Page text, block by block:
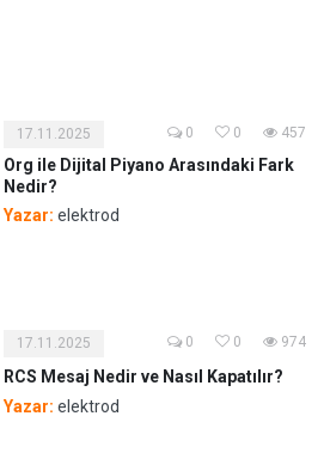
17.11.2025 0 0 457
Org ile Dijital Piyano Arasındaki Fark
Nedir?
Yazar: elektrod
17.11.2025 0 0 974
RCS Mesaj Nedir ve Nasıl Kapatılır?
Yazar: elektrod